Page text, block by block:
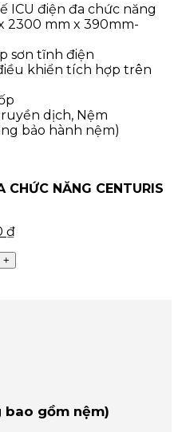
230,000,000 ₫.
ICU điện đa chức năng
2300 mm x 390mm-
sơn tĩnh điện
khiển tích hợp trên
dịch, Nệm
bảo hành nệm)
NĂNG CENTURIS
₫Giá
bao gồm nệm)